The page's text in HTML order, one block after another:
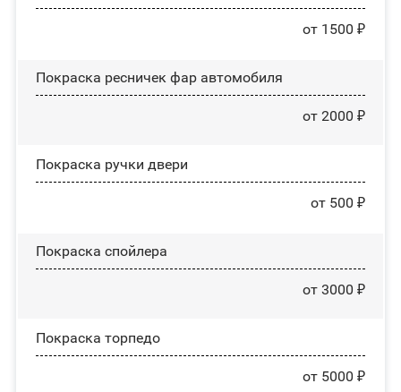
от 1500 ₽
Покраска ресничек фар автомобиля
от 2000 ₽
Покраска ручки двери
от 500 ₽
Покраска спойлера
от 3000 ₽
Покраска торпедо
от 5000 ₽